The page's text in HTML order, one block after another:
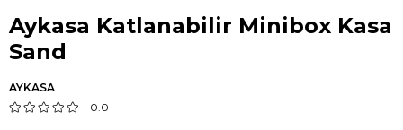
Aykasa Katlanabilir Minibox Kasa
Sand
AYKASA
0.0